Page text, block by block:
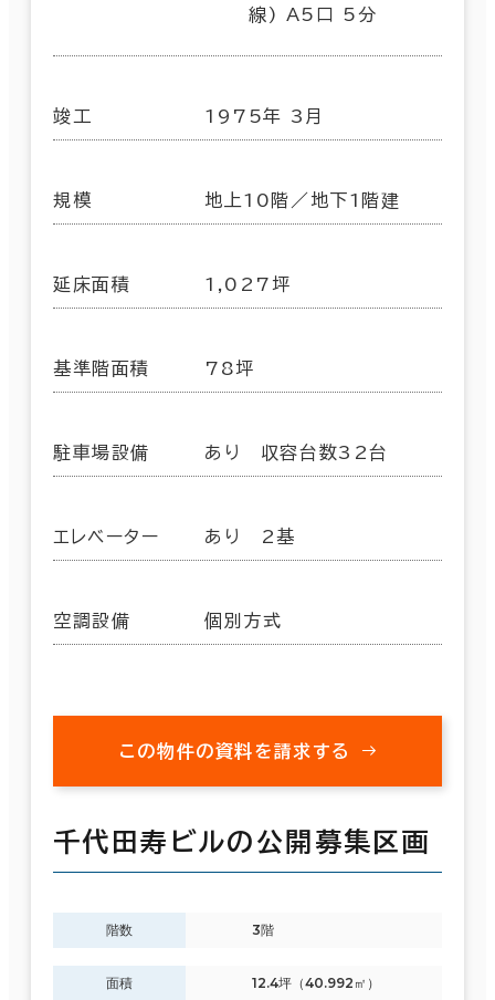
線) A5口 5分
竣工 1975年 3月
規模 地上10階／地下1階建
延床面積 1,027坪
基準階面積 78坪
駐車場設備 あり 収容台数32台
エレベーター あり 2基
空調設備 個別方式
この物件の資料を請求する
千代田寿ビルの公開募集区画
階数 3階
面積 12.4坪（40.992㎡）